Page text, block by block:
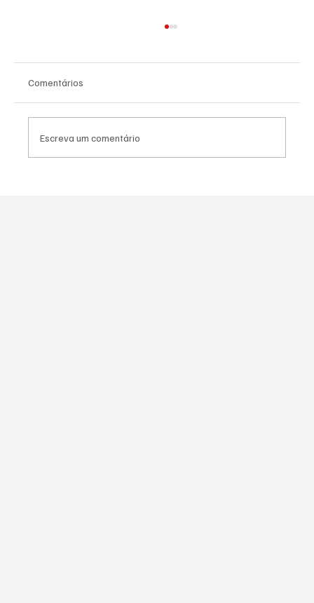
Comentários
Escreva um comentário